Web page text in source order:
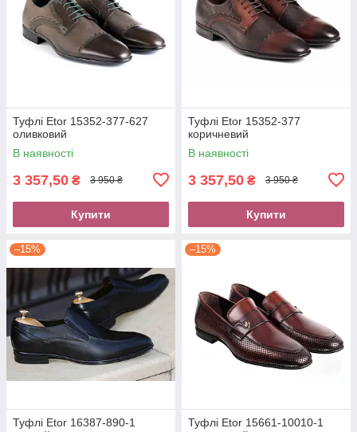
Туфлі Etor 15352-377-627
оливковий
В наявності
3 357,50 ₴ 3 950 ₴
Купити
Туфлі Etor 15352-377
коричневий
В наявності
3 357,50 ₴ 3 950 ₴
Купити
–15%
Туфлі Etor 16387-890-1
–15%
Туфлі Etor 15661-10010-1